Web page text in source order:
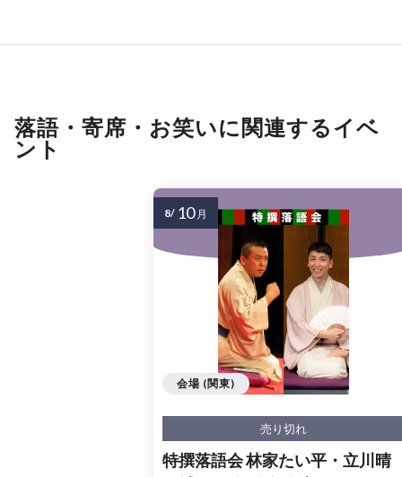
落語・寄席・お笑いに関連するイベ
ント
売り切れ
特撰落語会 林家たい平・立川晴
会場 (関東)
8/ 10 月